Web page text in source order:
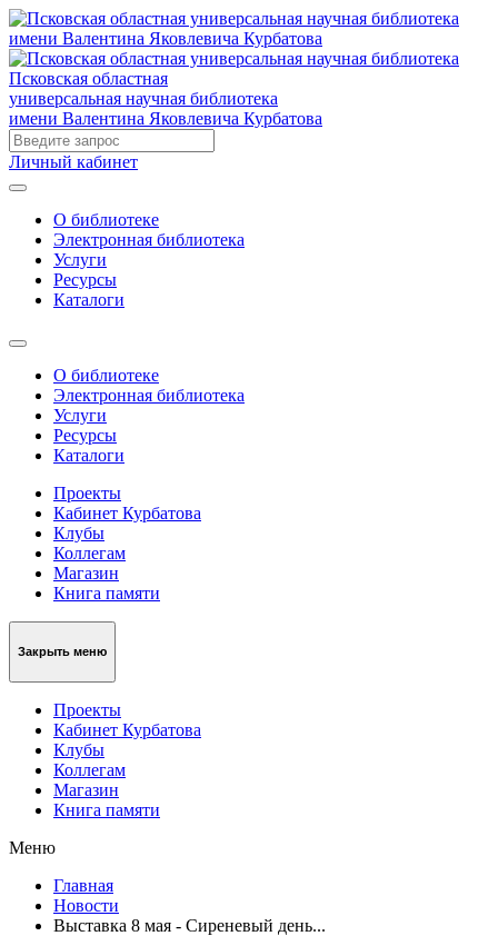
Псковская областная
универсальная научная библиотека
имени Валентина Яковлевича Курбатова
Личный кабинет
О библиотеке
Электронная библиотека
Услуги
Ресурсы
Каталоги
О библиотеке
Электронная библиотека
Услуги
Ресурсы
Каталоги
Проекты
Кабинет Курбатова
Клубы
Коллегам
Магазин
Книга памяти
Закрыть меню
Проекты
Кабинет Курбатова
Клубы
Коллегам
Магазин
Книга памяти
Меню
Главная
Новости
Выставка 8 мая - Сиреневый день...